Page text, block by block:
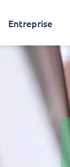
Entreprise